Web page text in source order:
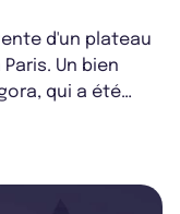
d'un plateau
Un bien
qui a été